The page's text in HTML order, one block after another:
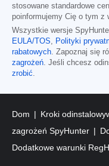
stosowane standardowe
poinformujemy Cię o tym z
Wszystkie wersje
EULA/TOS, Polityki
rabatowych. Zapoznaj się
zagrożeń. Jeśli chcesz
zrobić.
Dom Kroki
zagrożeń SpyHunter
Dodatkowe warunki